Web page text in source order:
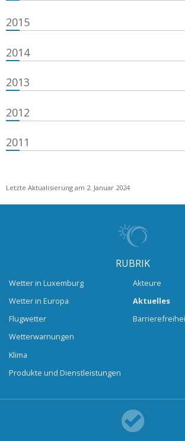
2015
2014
2013
2012
2011
Letzte Aktualisierung am 2. Januar 2024
RUBRIK
Wetter in Luxemburg
Wetter in Europa
Flugwetter
Wetterwarnungen
Klima
Produkte und Dienstleistungen
Akteure
Aktuelles